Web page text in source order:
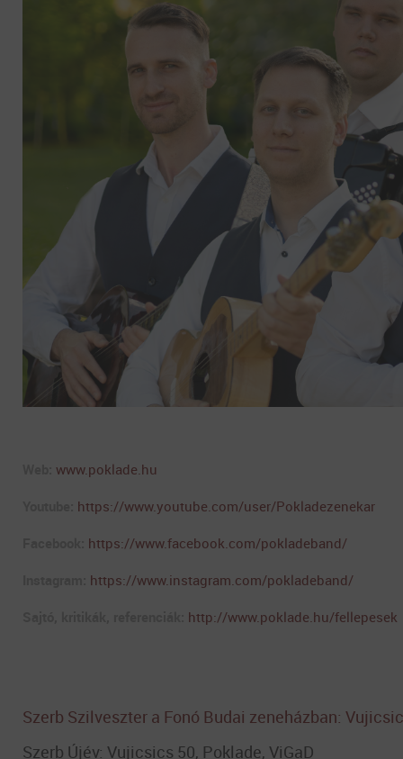
www.poklade.hu
https://www.youtube.com/user/Pokladezenekar
https://www.facebook.com/pokladeband/
https://www.instagram.com/pokladeband/
http://www.poklade.hu/fellepesek
Szerb Szilveszter a Fonó Budai zeneházban:
Szerb Újév: Vujicsics 50, Poklade, ViGaD